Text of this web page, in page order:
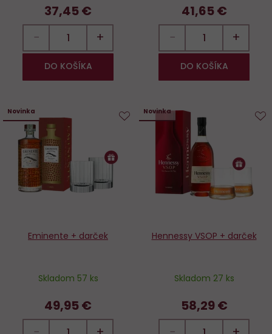
37,45 €
− +
DO KOŠÍKA
41,65 €
− +
DO KOŠÍKA
Novinka
Eminente + darček
Skladom 57 ks
49,95 €
obľúbených
Novinka
Hennessy VSOP + darček
Skladom 27 ks
58,29 €